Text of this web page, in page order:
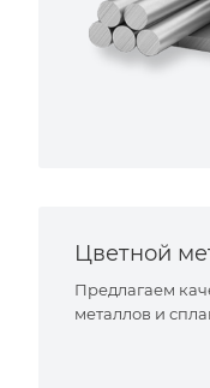
Цветной
Предлагаем
металлов и